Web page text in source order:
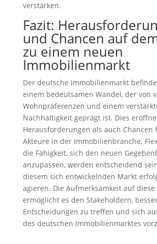
verstärken.
Fazit:
und Chancen auf
zu einem neuen
Immobilienmarkt
Der deutsche Immobilienmarkt
einem bedeutsamen Wandel, der von
Wohnpräferenzen und einem
Nachhaltigkeit geprägt ist. Dies
Herausforderungen als auch Chancen
Akteure in der Immobilienbranche.
die Fähigkeit, sich den neuen
anzupassen, werden entscheidend
diesem sich entwickelnden Markt
agieren. Die Aufmerksamkeit auf diese
ermöglicht es den Stakeholdern,
Entscheidungen zu treffen und sich
des deutschen Immobilienmarktes